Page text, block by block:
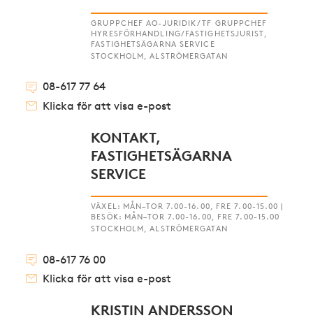
GRUPPCHEF AO-JURIDIK/TF GRUPPCHEF
HYRESFÖRHANDLING/FASTIGHETSJURIST,
FASTIGHETSÄGARNA SERVICE
STOCKHOLM, ALSTRÖMERGATAN
08-617 77 64
Klicka för att visa e-post
KONTAKT,
FASTIGHETSÄGARNA
SERVICE
VÄXEL: MÅN–TOR 7.00-16.00, FRE 7.00-15.00 |
BESÖK: MÅN–TOR 7.00-16.00, FRE 7.00-15.00
STOCKHOLM, ALSTRÖMERGATAN
08-617 76 00
Klicka för att visa e-post
KRISTIN ANDERSSON